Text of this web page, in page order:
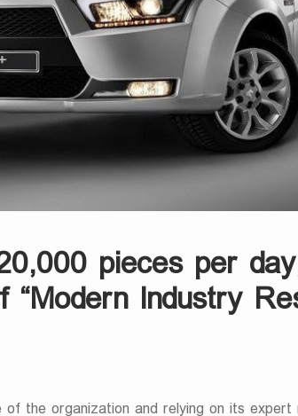
pieces per
“Modern Industry
of the organization and relying on its